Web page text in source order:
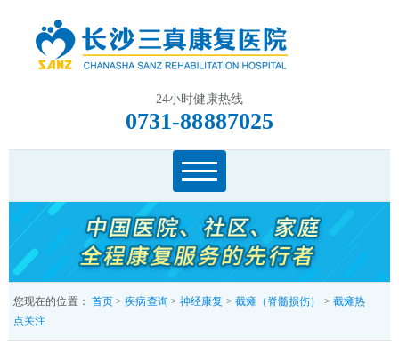
24小时健康热线
0731-88887025
您现在的位置： 首页 >疾病查询 >神经康复 > 截瘫（脊髓损伤） > 截瘫热
点关注